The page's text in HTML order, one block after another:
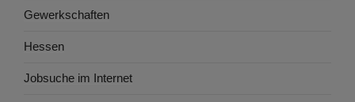
Gewerkschaften
Hessen
Jobsuche im Internet